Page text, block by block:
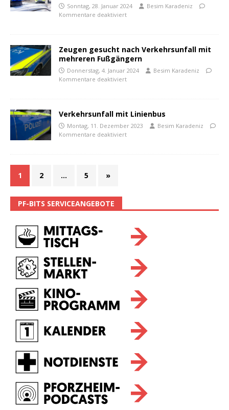
Sonntag, 28. Januar 2024
Besim Karadeniz
Kommentare deaktiviert
Zeugen gesucht nach Verkehrsunfall mit
mehreren Fußgängern
Donnerstag, 4. Januar 2024
Besim Karadeniz
Kommentare deaktiviert
Verkehrsunfall mit Linienbus
Montag, 11. Dezember 2023
Besim Karadeniz
Kommentare deaktiviert
1 2 … 5 »
PF-BITS SERVICEANGEBOTE